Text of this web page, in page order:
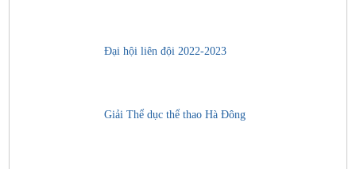
Đại hội liên đội 2022-2023
Giải Thể dục thể thao Hà Đông